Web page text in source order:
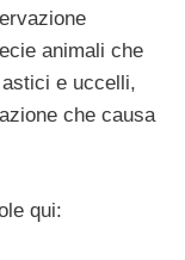
animali che
e uccelli,
che causa
qui: